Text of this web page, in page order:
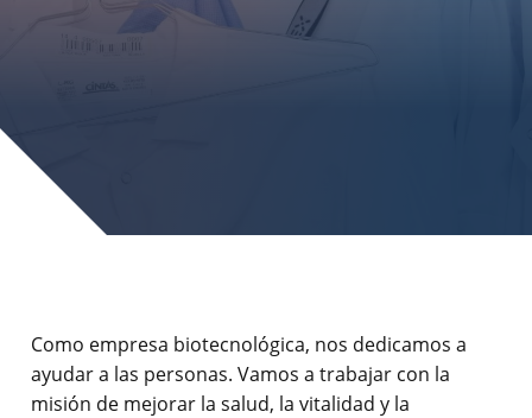
Como empresa biotecnológica, nos dedicamos a
ayudar a las personas. Vamos a trabajar con la
misión de mejorar la salud, la vitalidad y la